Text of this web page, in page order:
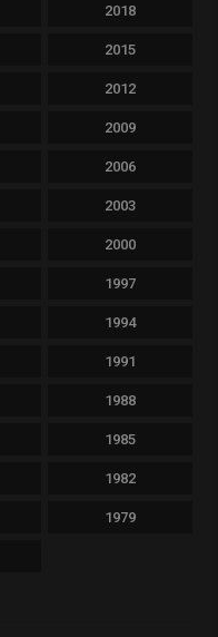
2018
2015
2012
2009
2006
2003
2000
1997
1994
1991
1988
1985
1982
1979